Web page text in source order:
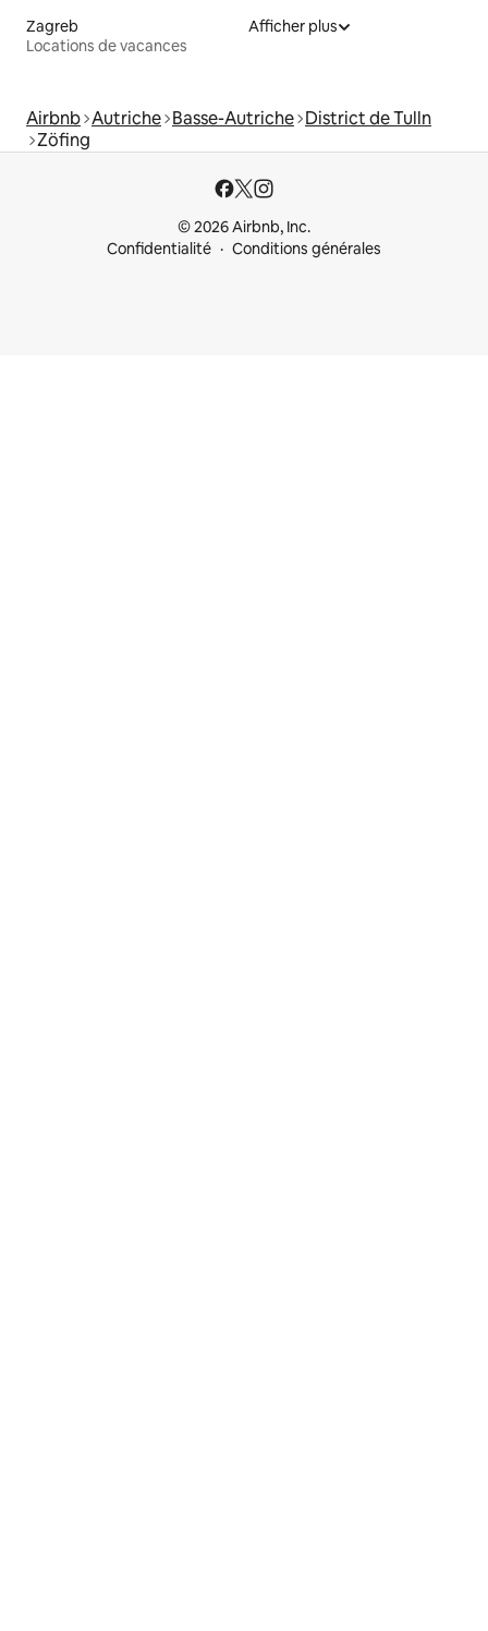
Zagreb
Locations de vacances
Afficher plus
Airbnb Autriche Basse-Autriche District de Tulln
Zöfing
© 2026 Airbnb, Inc.
Confidentialité
Conditions générales